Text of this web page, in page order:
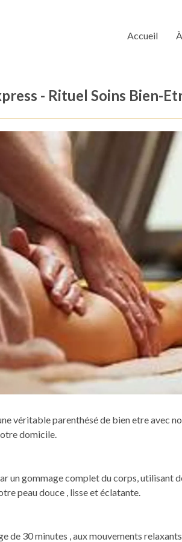
Accueil
- Rituel Soins Bien-
véritable parenthésé de bien etre avec
domicile.
un gommage complet du corps, utilisant
peau douce , lisse et éclatante.
de 30 minutes , aux mouvements